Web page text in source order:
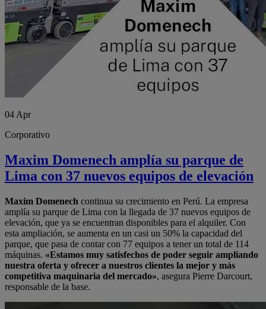
04 Apr
Corporativo
Maxim Domenech amplía su parque de
Lima con 37 nuevos equipos de elevación
Maxim Domenech continua su crecimiento en Perú. La empresa
amplía su parque de Lima con la llegada de 37 nuevos equipos de
elevación, que ya se encuentran disponibles para el alquiler. Con
esta ampliación, se aumenta en un casi un 50% la capacidad del
parque, que pasa de contar con 77 equipos a tener un total de 114
máquinas. «Estamos muy satisfechos de poder seguir ampliando
nuestra oferta y ofrecer a nuestros clientes la mejor y más
competitiva maquinaria del mercado», asegura Pierre Darcourt,
responsable de la base.